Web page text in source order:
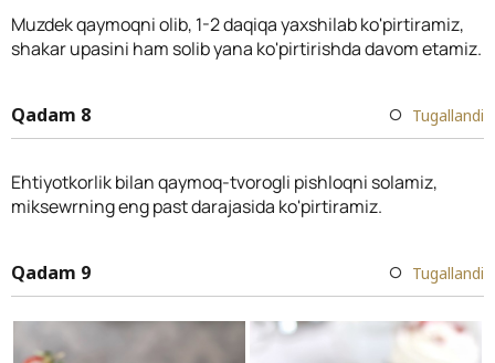
Muzdek qaymoqni olib, 1-2 daqiqa yaxshilab ko'pirtiramiz,
shakar upasini ham solib yana ko'pirtirishda davom etamiz.
Qadam 8 Tugallandi
Ehtiyotkorlik bilan qaymoq-tvorogli pishloqni solamiz,
miksewrning eng past darajasida ko'pirtiramiz.
Qadam 9 Tugallandi